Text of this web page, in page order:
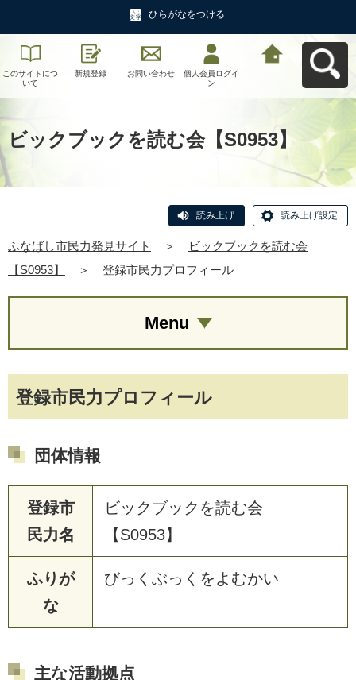
ひらがなをつける
このサイトにつ
いて
新規登録 お問い合わせ
個人会員ログイ
ン
ビックブックを読む会【S0953】
読み上げ 読み上げ設定
ふなばし市民力発見サイト ＞
ビックブックを読む会
【S0953】
＞ 登録市民力プロフィール
登録市民力プロフィール
団体情報
登録市
民力名
ビックブックを読む会
【S0953】
ふりが
な
びっくぶっくをよむかい
主な活動拠点
Menu